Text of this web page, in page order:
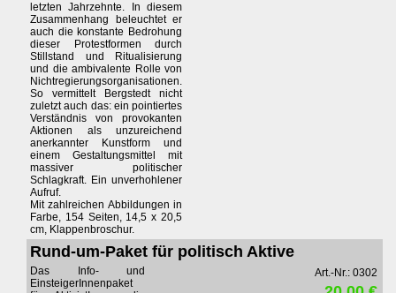
letzten Jahrzehnte. In diesem
Zusammenhang beleuchtet er
auch die konstante Bedrohung
dieser Protestformen durch
Stillstand und Ritualisierung
und die ambivalente Rolle von
Nichtregierungsorganisationen.
So vermittelt Bergstedt nicht
zuletzt auch das: ein pointiertes
Verständnis von provokanten
Aktionen als unzureichend
anerkannter Kunstform und
einem Gestaltungsmittel mit
massiver politischer
Schlagkraft. Ein unverhohlener
Aufruf.
Mit zahlreichen Abbildungen in
Farbe, 154 Seiten, 14,5 x 20,5
cm, Klappenbroschur.
Rund-um-Paket für politisch Aktive
Das Info- und
EinsteigerInnenpaket
Art.-Nr.: 0302